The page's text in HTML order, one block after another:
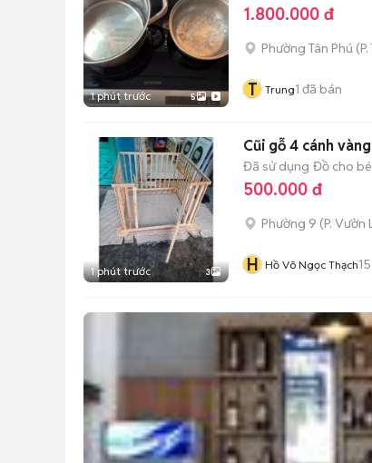
1 phút trước 5
1.800.000 đ
Phường Tân Phú (
T Trung1 đã bán
1 phút trước 3
Cũi gỗ 4 cánh
Đã sử dụng Đồ cho bé
500.000 đ
Phường 9 (P. Vườn
H Hồ Võ Ngọc Thạch15